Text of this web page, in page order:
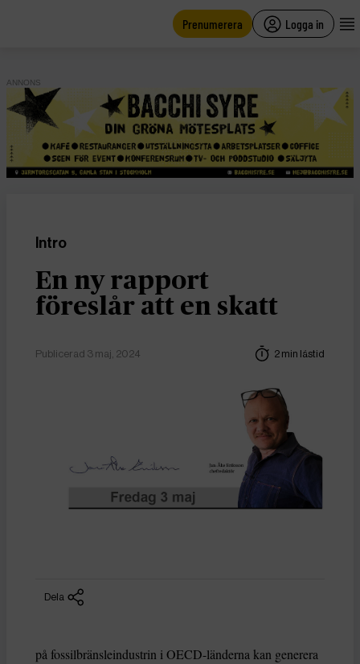
Prenumerera Logga in
ANNONS
Intro
En ny rapport
föreslår att en skatt
Publicerad 3 maj, 2024 2 min lästid
Dela
på fossilbränsleindustrin i OECD-länderna kan generera